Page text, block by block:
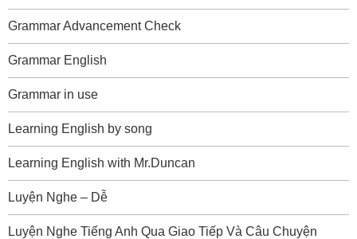
Grammar Advancement Check
Grammar English
Grammar in use
Learning English by song
Learning English with Mr.Duncan
Luyện Nghe – Dễ
Luyện Nghe Tiếng Anh Qua Giao Tiếp Và Câu Chuyện